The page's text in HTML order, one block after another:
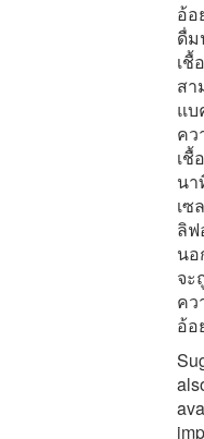
อ้อ
ดื่ม
เชื้
สา
แบ
คว
เชื้
นา
เซ
ลิฟ
นอ
จะ
คว
อ้อ